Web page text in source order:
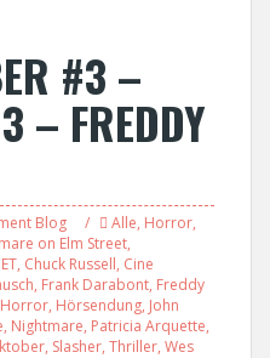
#3 –
– FREDDY
Blog Alle, Horror,
on Elm Street,
, Chuck Russell, Cine
, Frank Darabont, Freddy
Horror, Hörsendung, John
, Nightmare, Patricia Arquette,
, Slasher, Thriller, Wes